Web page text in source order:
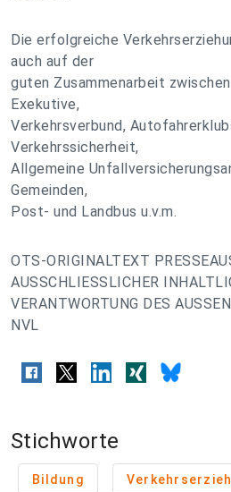
Die erfolgreiche
auch auf der
guten Zusammenarbeit
Exekutive,
Verkehrsverbund,
Verkehrssicherheit,
Allgemeine
Gemeinden,
Post- und Landbus u.v.m.
OTS-ORIGINALTEXT
AUSSCHLIESSLICHER
VERANTWORTUNG DES
NVL
Stichworte
Bildung